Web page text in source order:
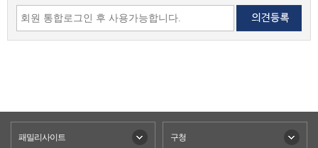
패밀리사이트 구청